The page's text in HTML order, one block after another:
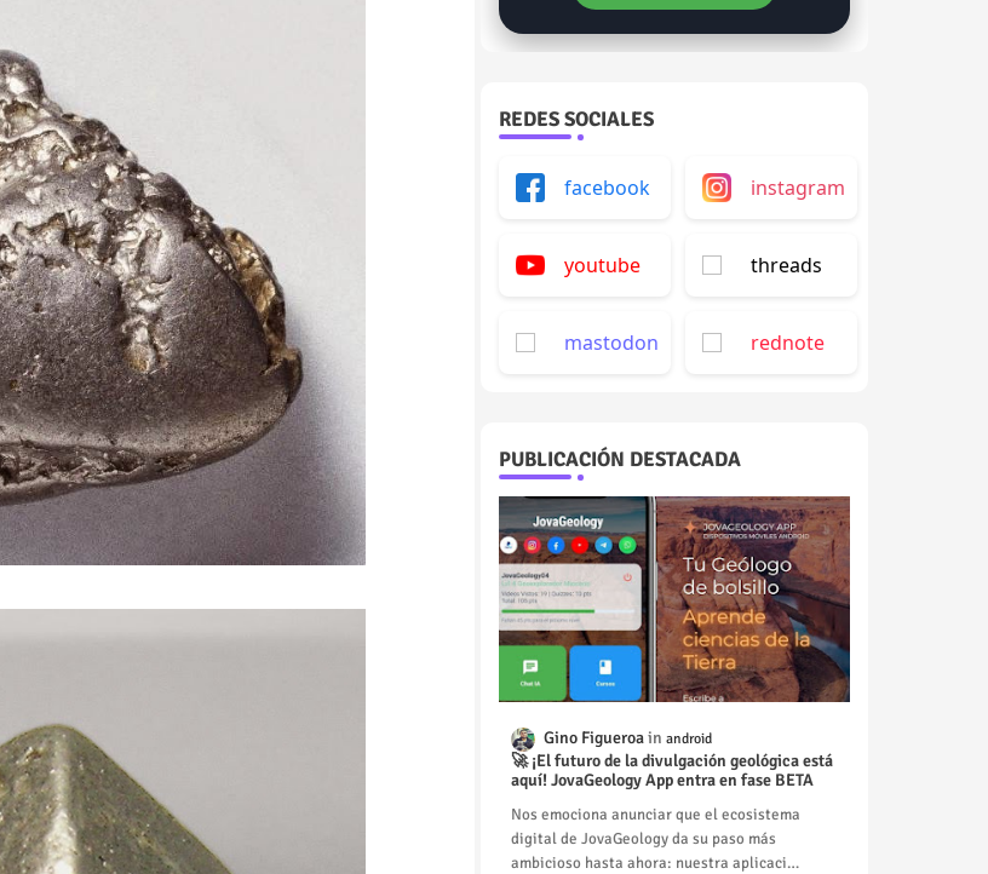
REDES SOCIALES
facebook instagram
youtube threads
mastodon rednote
PUBLICACIÓN DESTACADA
Gino Figueroa android
🚀 ¡El futuro de la divulgación geológica está
aquí! JovaGeology App entra en fase BETA
Nos emociona anunciar que el ecosistema
digital de JovaGeology da su paso más
ambicioso hasta ahora: nuestra aplicaci…